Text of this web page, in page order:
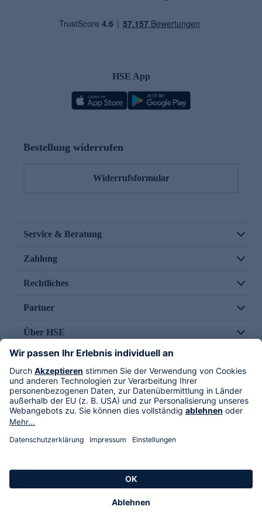
HSE App
Bestellung widerrufen
Widerrufsformular
Service & Beratung
Zahlung
Rechtliches
Partner
Über HSE
Im TV
HSE International